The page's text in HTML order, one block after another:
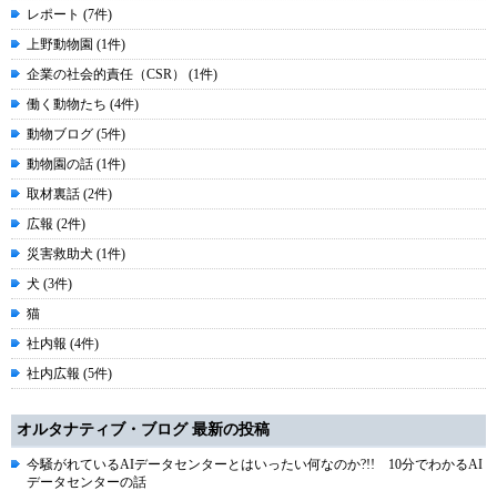
レポート (7件)
上野動物園 (1件)
企業の社会的責任（CSR） (1件)
働く動物たち (4件)
動物ブログ (5件)
動物園の話 (1件)
取材裏話 (2件)
広報 (2件)
災害救助犬 (1件)
犬 (3件)
猫
社内報 (4件)
社内広報 (5件)
オルタナティブ・ブログ 最新の投稿
今騒がれているAIデータセンターとはいったい何なのか?!! 10分でわかるAI
データセンターの話